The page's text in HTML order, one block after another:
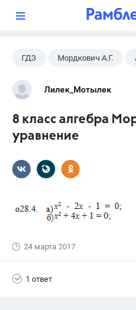
ГДЗ Мордкович А.Г.
Лилек_Мотылек
8 класс алгебра
уравнение
24 марта 2017
1 ответ